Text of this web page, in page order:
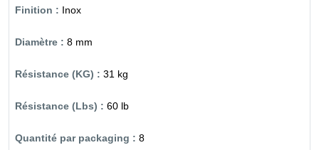
Inox
8 mm
31 kg
60 lb
8